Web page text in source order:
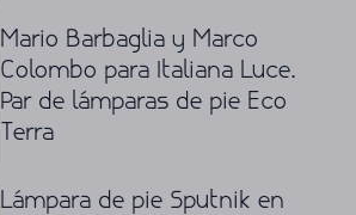
Mario Barbaglia y Marco
Colombo para Italiana Luce.
Par de lámparas de pie Eco
Terra
Lámpara de pie Sputnik en